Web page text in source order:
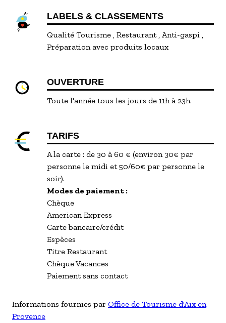
LABELS & CLASSEMENTS
Qualité Tourisme Restaurant Anti-gaspi
Préparation avec produits locaux
OUVERTURE
Toute l'année tous les jours de 11h à 23h.
TARIFS
A la carte : de 30 à 60 € (environ 30€ par
personne le midi et 50/60€ par personne le
soir).
Modes de paiement :
Chèque
American Express
Carte bancaire/crédit
Espèces
Titre Restaurant
Chèque Vacances
Paiement sans contact
Informations fournies par Office de Tourisme d'Aix en
Provence